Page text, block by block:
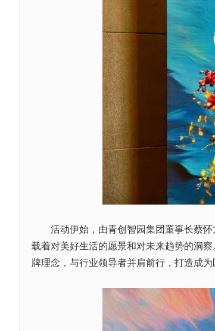
活动伊始，由青创智园集团董事长蔡怀
载着对美好生活的愿景和对未来趋势的洞
牌理念，与行业领导者并肩前行，打造成